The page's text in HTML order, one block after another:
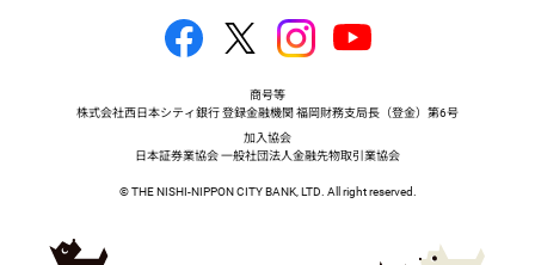
商号等
株式会社西日本シティ銀行 登録金融機関 福岡財務支局長（登金）第6号
加入協会
日本証券業協会 一般社団法人金融先物取引業協会
© THE NISHI-NIPPON CITY BANK, LTD. All right reserved.